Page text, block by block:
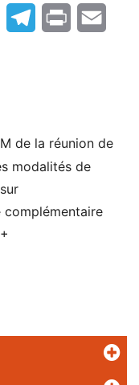
WhatsAppTelegram
Print
de la réunion de
modalités de